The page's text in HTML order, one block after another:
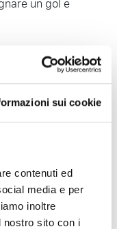
sui cookie
contenuti ed
media e per
inoltre
nostro sito con i
e aspettava
All’improvviso
l’ultimo
ha segnato il gol
il suo posto
reti.